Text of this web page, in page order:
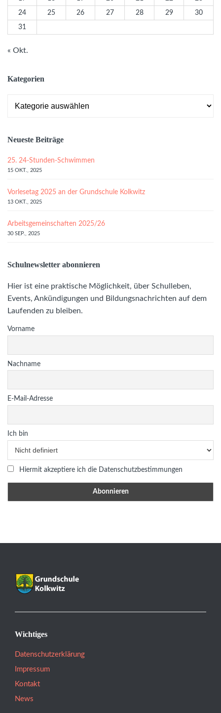
24 25 26 27 28 29 30
31
« Okt.
Kategorien
Neueste Beiträge
25. 24-Stunden-Schwimmen
15 OKT., 2025
Vorlesetag 2025 an der Grundschule Kolkwitz
13 OKT., 2025
Arbeitsgemeinschaften 2025/26
30 SEP., 2025
Schulnewsletter abonnieren
Hier ist eine praktische Möglichkeit, über Schulleben,
Events, Ankündigungen und Bildungsnachrichten auf dem
Laufenden zu bleiben.
Vorname
Nachname
E-Mail-Adresse
Ich bin
Hiermit akzeptiere ich die Datenschutzbestimmungen
Wichtiges
Datenschutzerklärung
Impressum
Kontakt
News